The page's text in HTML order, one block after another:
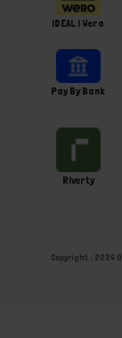
iDEAL | Wero
Pay By Bank
Riverty
Copyright ; 2026